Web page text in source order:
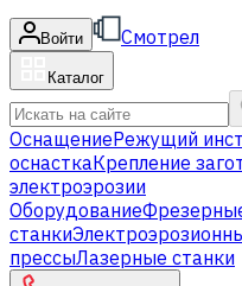
Войти Смотрел
Каталог
ОснащениеРежущий
оснасткаКрепление
электроэрозии
Оборудование
станки
прессыЛазерные станки